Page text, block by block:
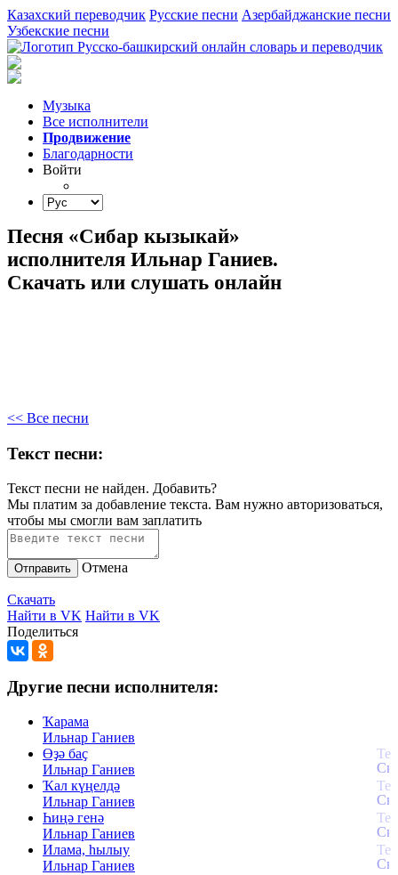
Казахский переводчик Русские песни Азербайджанские песни
Узбекские песни
Музыка
Все исполнители
Продвижение
Благодарности
Войти
Песня «Сибар кызыкай»
исполнителя Ильнар Ганиев.
Скачать или слушать онлайн
<< Все песни
Текст песни:
Текст песни не найден. Добавить?
Мы платим за добавление текста. Вам нужно авторизоваться,
чтобы мы смогли вам заплатить
Отправить Отмена
Скачать
Найти в VK Найти в VK
Поделиться
Другие песни исполнителя:
Ҡарама
Ильнар Ганиев
Өҙә баҫ
Ильнар Ганиев
Ҡал күңелдә
Ильнар Ганиев
Һиңә генә
Ильнар Ганиев
Илама, һылыу
Ильнар Ганиев